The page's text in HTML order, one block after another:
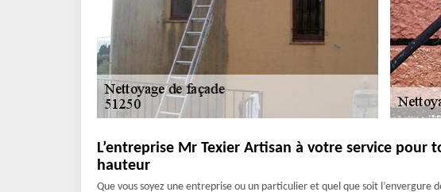
L’entreprise Mr Texier Artisan à votre service pour
hauteur
Que vous soyez une entreprise ou un particulier et quel que soit l’envergure